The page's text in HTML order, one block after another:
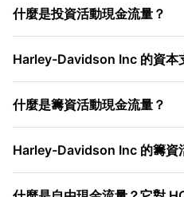
什麼是投資活動現金流量？
Harley-Davidson Inc 的資本
什麼是籌資活動現金流量？
Harley-Davidson Inc 的籌資